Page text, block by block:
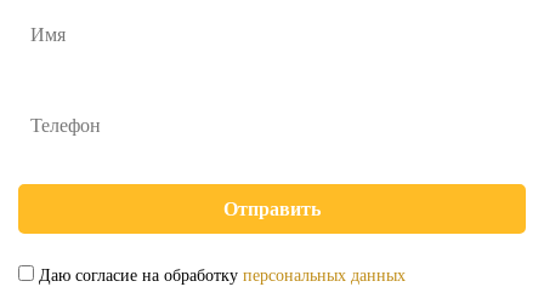
Даю согласие на обработку персональных данных